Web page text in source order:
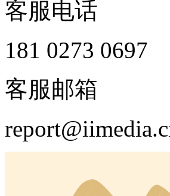
客服电话
181 0273 0697
客服邮箱